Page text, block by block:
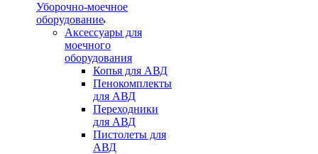
Уборочно-моечное
оборудование
Аксессуары для
моечного
оборудования
Копья для АВД
Пенокомплекты
для АВД
Переходники
для АВД
Пистолеты для
АВД